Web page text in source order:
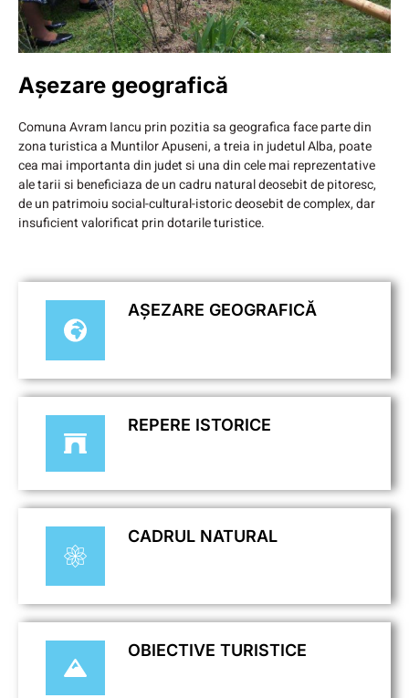
AȘEZARE GEOGRAFICĂ
REPERE ISTORICE
CADRUL NATURAL
OBIECTIVE TURISTICE
Așezare geografică
Comuna Avram Iancu prin pozitia sa geografica face parte din
zona turistica a Muntilor Apuseni, a treia in judetul Alba, poate
cea mai importanta din judet si una din cele mai reprezentative
ale tarii si beneficiaza de un cadru natural deosebit de pitoresc,
de un patrimoiu social-cultural-istoric deosebit de complex, dar
insuficient valorificat prin dotarile turistice.